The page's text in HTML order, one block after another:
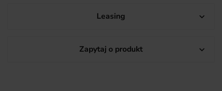
Leasing 
Zapytaj o produkt 